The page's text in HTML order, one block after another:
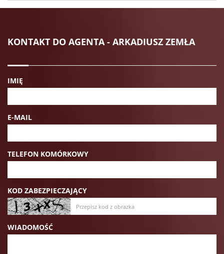
KONTAKT DO AGENTA - ARKADIUSZ ZEMŁA
IMIĘ
E-MAIL
TELEFON KOMÓRKOWY
KOD ZABEZPIECZAJĄCY
WIADOMOŚĆ